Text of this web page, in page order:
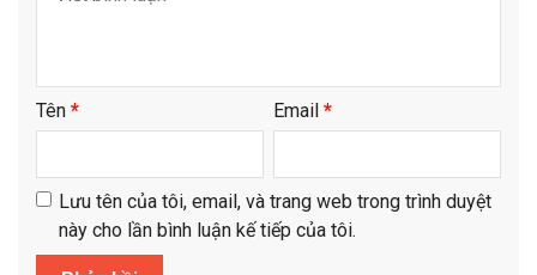
Tên * Email *
Lưu tên của tôi, email, và trang web trong trình duyệt
này cho lần bình luận kế tiếp của tôi.